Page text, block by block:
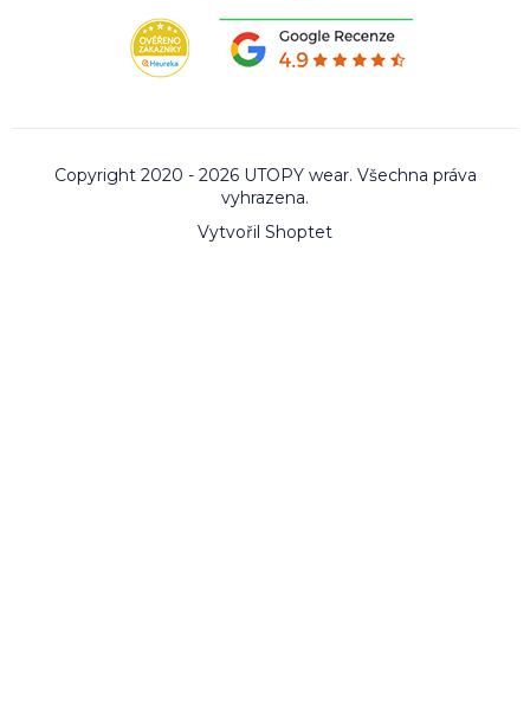
Vytvořil Shoptet
Copyright 2020 - 2026 UTOPY wear. Všechna práva
vyhrazena.